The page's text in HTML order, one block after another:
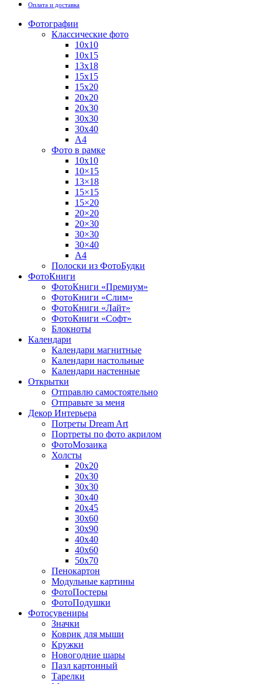
Оплата и доставка
Фотографии
Классические фото
10х10
10х15
13х18
15х15
15х20
20х20
20х30
30х30
30х40
А4
Фото в рамке
10х10
10×15
13×18
15×15
15×20
20×20
20×30
30×30
30×40
A4
Полоски из ФотоБудки
ФотоКниги
ФотоКниги «Премиум»
ФотоКниги «Слим»
ФотоКниги «Лайт»
ФотоКниги «Софт»
Блокноты
Календари
Календари магнитные
Календари настольные
Календари настенные
Открытки
Отправлю самостоятельно
Отправьте за меня
Декор Интерьера
Потреты Dream Art
Портреты по фото акрилом
ФотоМозаика
Холсты
20х20
20х30
30х30
30х40
20х45
30х60
30х90
40х40
40х60
50х70
Пенокартон
Модульные картины
ФотоПостеры
ФотоПодушки
Фотоcувениры
Значки
Коврик для мыши
Кружки
Новогодние шары
Пазл картонный
Тарелки